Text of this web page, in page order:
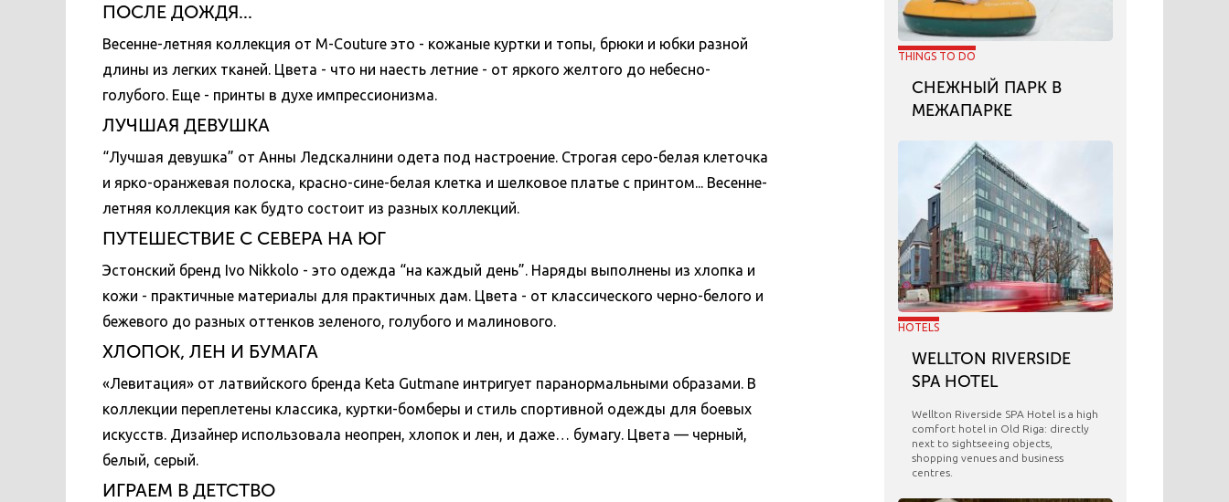
ПОСЛЕ ДОЖДЯ...
Весенне-летняя коллекция от M-Couture это - кожаные куртки и топы, брюки и юбки разной
длины из легких тканей. Цвета - что ни наесть летние - от яркого желтого до небесно-
голубого. Еще - принты в духе импрессионизма.
ЛУЧШАЯ ДЕВУШКА
“Лучшая девушка” от Анны Ледскалнини одета под настроение. Строгая серо-белая клеточка
и ярко-оранжевая полоска, красно-сине-белая клетка и шелковое платье с принтом... Весенне-
летняя коллекция как будто состоит из разных коллекций.
ПУТЕШЕСТВИЕ С СЕВЕРА НА ЮГ
Эстонский бренд Ivo Nikkolo - это одежда “на каждый день”. Наряды выполнены из хлопка и
кожи - практичные материалы для практичных дам. Цвета - от классического черно-белого и
бежевого до разных оттенков зеленого, голубого и малинового.
ХЛОПОК, ЛЕН И БУМАГА
«Левитация» от латвийского бренда Keta Gutmane интригует паранормальными образами. В
коллекции переплетены классика, куртки-бомберы и стиль спортивной одежды для боевых
искусств. Дизайнер использовала неопрен, хлопок и лен, и даже… бумагу. Цвета — черный,
белый, серый.
ИГРАЕМ В ДЕТСТВО
THINGS TO DO
СНЕЖНЫЙ ПАРК В
МЕЖАПАРКЕ
HOTELS
WELLTON RIVERSIDE
SPA HOTEL
Wellton Riverside SPA Hotel is a high
comfort hotel in Old Riga: directly
next to sightseeing objects,
shopping venues and business
centres.